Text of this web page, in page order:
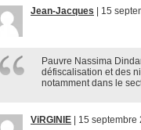
Jean-Jacques 15
Pauvre Nassima
défiscalisation et des
notamment dans le
ViRGINIE 15 septembre